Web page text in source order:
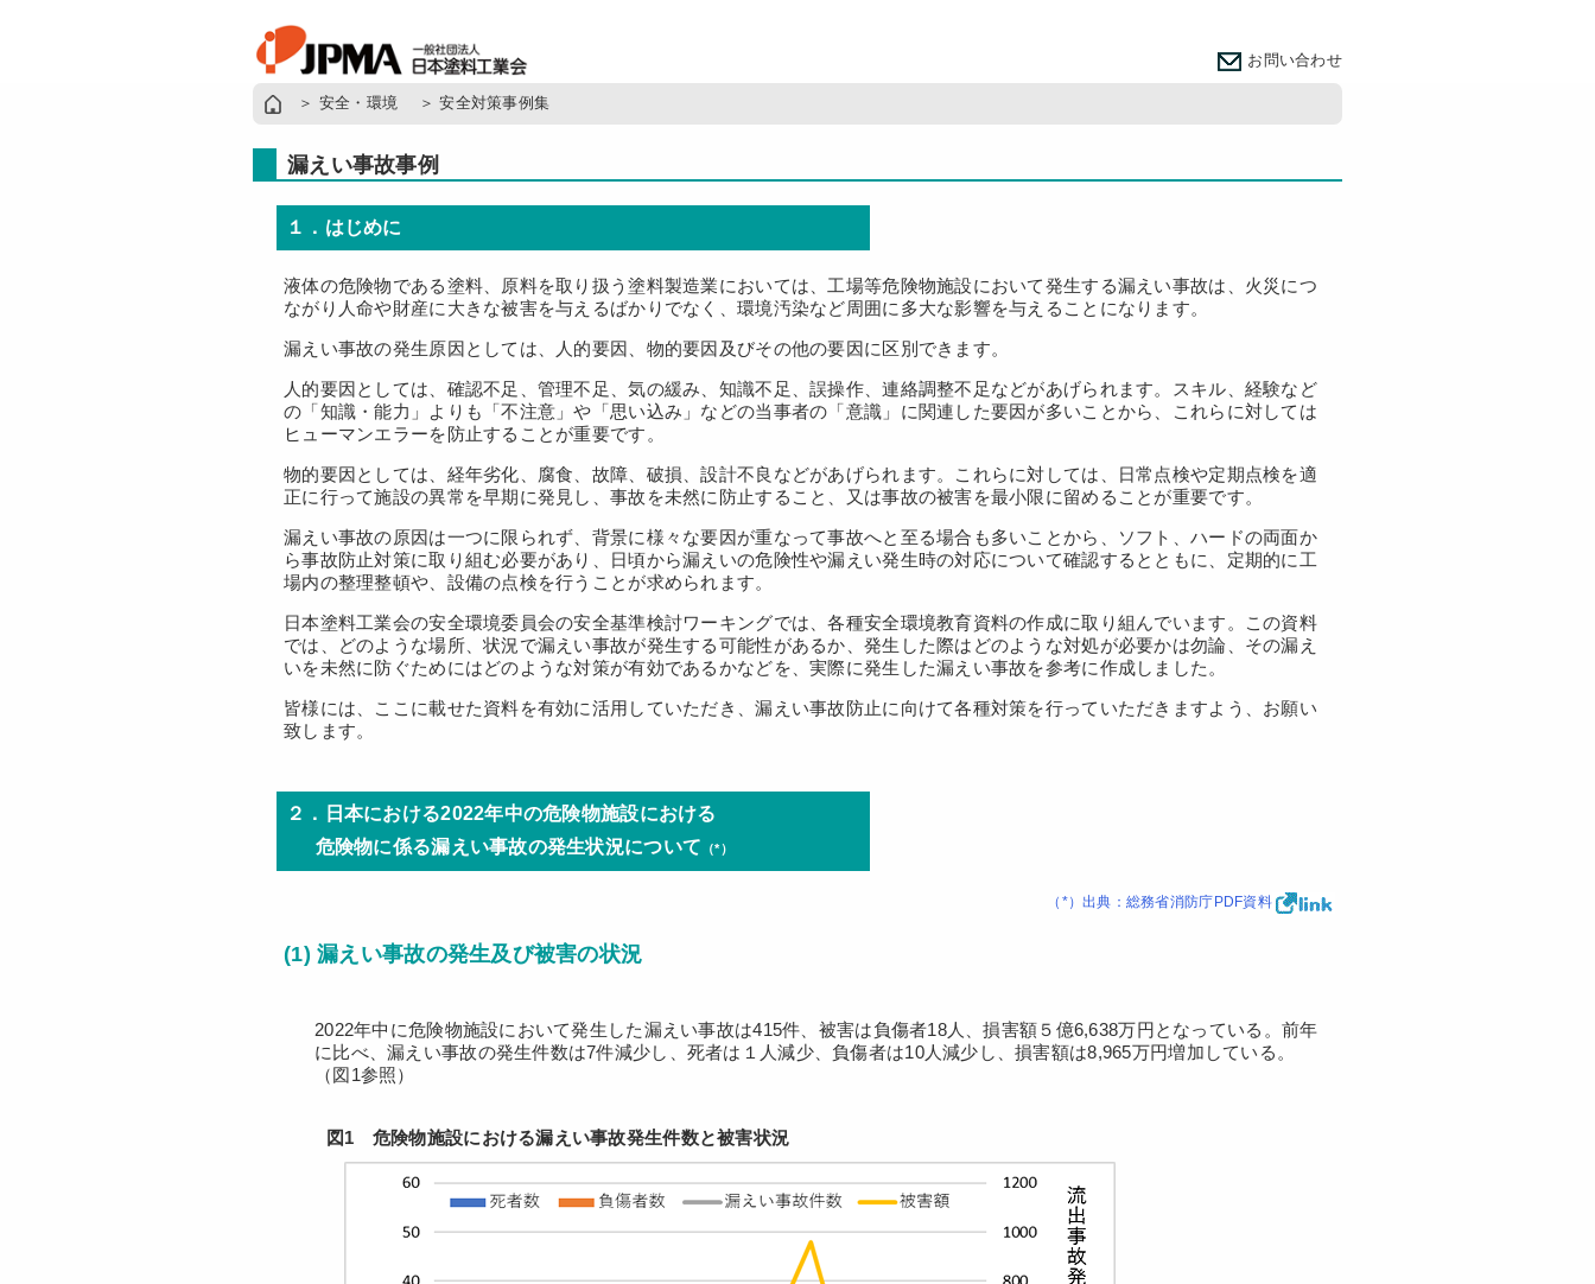
お問い合わせ
＞ 安全・環境 ＞ 安全対策事例集
漏えい事故事例
１．はじめに
液体の危険物である塗料、原料を取り扱う塗料製造業においては、工場等危険物施設において発生する漏えい事故は、火災につ
ながり人命や財産に大きな被害を与えるばかりでなく、環境汚染など周囲に多大な影響を与えることになります。
漏えい事故の発生原因としては、人的要因、物的要因及びその他の要因に区別できます。
人的要因としては、確認不足、管理不足、気の緩み、知識不足、誤操作、連絡調整不足などがあげられます。スキル、経験など
の「知識・能力」よりも「不注意」や「思い込み」などの当事者の「意識」に関連した要因が多いことから、これらに対しては
ヒューマンエラーを防止することが重要です。
物的要因としては、経年劣化、腐食、故障、破損、設計不良などがあげられます。これらに対しては、日常点検や定期点検を適
正に行って施設の異常を早期に発見し、事故を未然に防止すること、又は事故の被害を最小限に留めることが重要です。
漏えい事故の原因は一つに限られず、背景に様々な要因が重なって事故へと至る場合も多いことから、ソフト、ハードの両面か
ら事故防止対策に取り組む必要があり、日頃から漏えいの危険性や漏えい発生時の対応について確認するとともに、定期的に工
場内の整理整頓や、設備の点検を行うことが求められます。
日本塗料工業会の安全環境委員会の安全基準検討ワーキングでは、各種安全環境教育資料の作成に取り組んでいます。この資料
では、どのような場所、状況で漏えい事故が発生する可能性があるか、発生した際はどのような対処が必要かは勿論、その漏え
いを未然に防ぐためにはどのような対策が有効であるかなどを、実際に発生した漏えい事故を参考に作成しました。
皆様には、ここに載せた資料を有効に活用していただき、漏えい事故防止に向けて各種対策を行っていただきますよう、お願い
致します。
２．日本における2022年中の危険物施設における
危険物に係る漏えい事故の発生状況について （*）
（*）出典：総務省消防庁PDF資料
(1) 漏えい事故の発生及び被害の状況
2022年中に危険物施設において発生した漏えい事故は415件、被害は負傷者18人、損害額５億6,638万円となっている。前年
に比べ、漏えい事故の発生件数は7件減少し、死者は１人減少、負傷者は10人減少し、損害額は8,965万円増加している。
（図1参照）
図1 危険物施設における漏えい事故発生件数と被害状況